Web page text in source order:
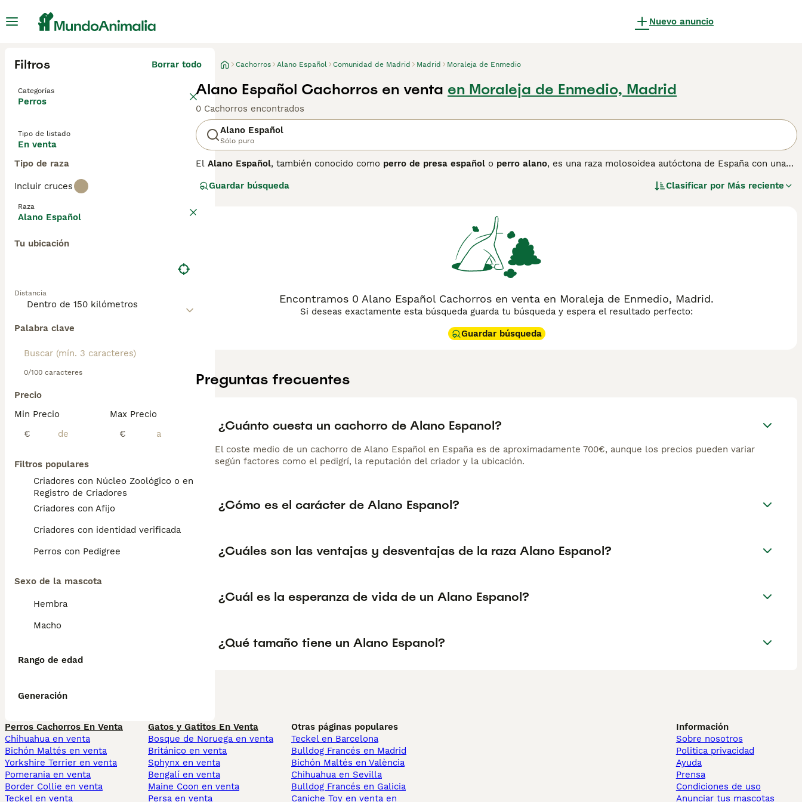
Nuevo anuncio
Filtros Borrar todo
Categorías
Perros
Tipo de listado
En venta
Tipo de raza
Incluir cruces
Raza
Alano Español
Tu ubicación
Distancia
Palabra clave
0/100 caracteres
Precio
Min Precio
€
Max Precio
€
Filtros populares
Criadores con Núcleo Zoológico o en el
Registro de Criadores
Criadores con Afijo
Criadores con identidad verificada
Perros con Pedigree
Sexo de la mascota
Hembra
Macho
Rango de edad
Generación
Cachorros Alano Español Comunidad de Madrid Madrid Moraleja de Enmedio
Alano Español Cachorros en venta en Moraleja de Enmedio, Madrid
0 Cachorros encontrados
Alano Español
Sólo puro
El Alano Español, también conocido como perro de presa español o perro alano, es una raza molosoidea autóctona de España con una
las faenas con el ganado bravo, el Alano alcanzó su máxima fama en los textos medievales de montería y en las corridas de toros, donde
programas de recuperación iniciados en las décadas de 1980 y 1990, el Alano fue reconstituido y reconocido oficialmente por la Real
El Alano Español es un perro grande, musculoso y ágil, con una cabeza braquicéfala moderada, mandíbula poderosa y una expresión seria
y segura. Su carácter es equilibrado, valiente y leal con su familia, aunque requiere de una socialización cuidadosa y un propietario con
experiencia en razas de trabajo. No es un perro apto para principiantes: necesita ejercicio diario intenso, adiestramiento firme y constante
fiel, tranquilo en el hogar y de confianza. Su pelaje corto y liso es de muy fácil mantenimiento.
Guardar búsqueda Clasificar por Más reciente
Encontramos 0 Alano Español Cachorros en venta en Moraleja de Enmedio, Madrid.
Si deseas exactamente esta búsqueda guarda tu búsqueda y espera el resultado perfecto:
Guardar búsqueda
Preguntas frecuentes
¿Cuánto cuesta un cachorro de Alano Espanol?
El coste medio de un cachorro de Alano Español en España es de aproximadamente 700€, aunque los precios pueden variar
según factores como el pedigrí, la reputación del criador y la ubicación.
¿Cómo es el carácter de Alano Espanol?
¿Cuáles son las ventajas y desventajas de la raza Alano Espanol?
¿Cuál es la esperanza de vida de un Alano Espanol?
¿Qué tamaño tiene un Alano Espanol?
Perros Cachorros En Venta
Chihuahua en venta
Bichón Maltés en venta
Yorkshire Terrier en venta
Pomerania en venta
Border Collie en venta
Teckel en venta
Gatos y Gatitos En Venta
Bosque de Noruega en venta
Británico en venta
Sphynx en venta
Bengalí en venta
Maine Coon en venta
Persa en venta
Otras páginas populares
Teckel en Barcelona
Bulldog Francés en Madrid
Bichón Maltés en València
Chihuahua en Sevilla
Bulldog Francés en Galicia
Caniche Toy en venta en
Información
Sobre nosotros
Politica privacidad
Ayuda
Prensa
Condiciones de uso
Anunciar tus mascotas